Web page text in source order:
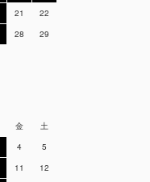
21
22
28
29
金
土
4
5
11
12